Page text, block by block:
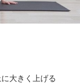
大きく上げる